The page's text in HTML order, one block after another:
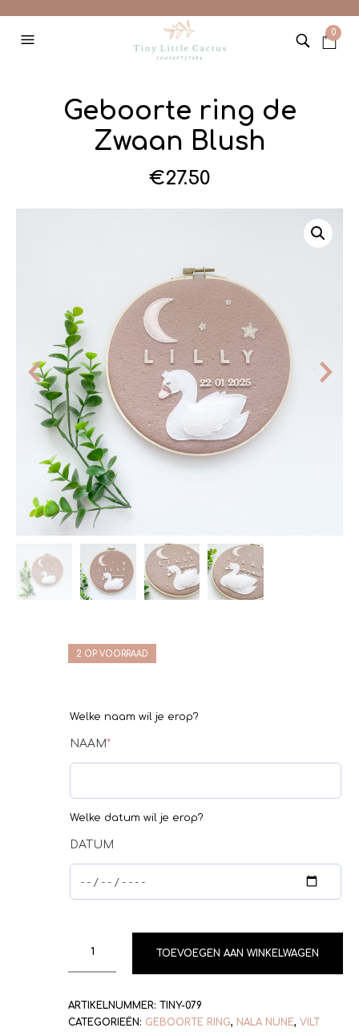
0
Geboorte ring de
Zwaan Blush
€27.50
2 OP VOORRAAD
Welke naam wil je erop?
NAAM*
Welke datum wil je erop?
DATUM
TOEVOEGEN AAN WINKELWAGEN
ARTIKELNUMMER: TINY-079
CATEGORIEËN: GEBOORTE RING, NALA NUNE, VILT